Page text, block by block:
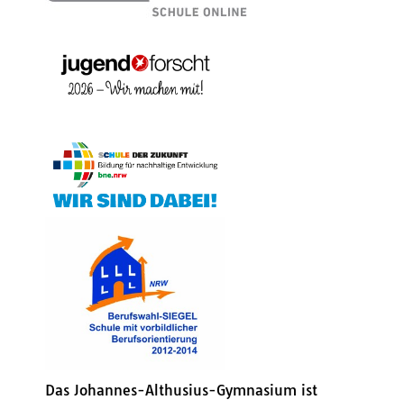
Das Johannes-Althusius-Gymnasium ist